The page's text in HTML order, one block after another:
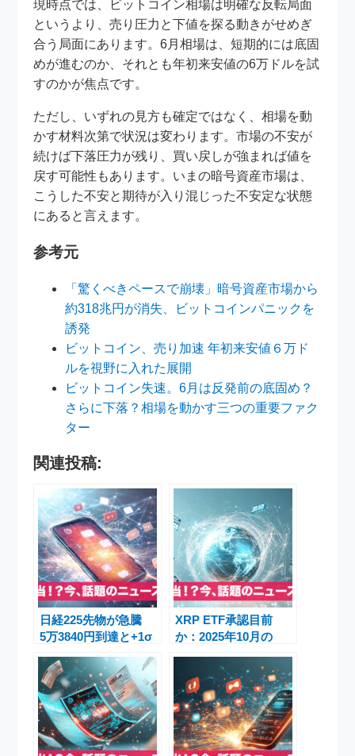
現時点では、ビットコイン相場は明確な反転局面
というより、売り圧力と下値を探る動きがせめぎ
合う局面にあります。6月相場は、短期的には底固
めが進むのか、それとも年初来安値の6万ドルを試
すのかが焦点です。
ただし、いずれの見方も確定ではなく、相場を動
かす材料次第で状況は変わります。市場の不安が
続けば下落圧力が残り、買い戻しが強まれば値を
戻す可能性もあります。いまの暗号資産市場は、
こうした不安と期待が入り混じった不安定な状態
にあると言えます。
参考元
「驚くべきペースで崩壊」暗号資産市場から
約318兆円が消失、ビットコインパニックを
誘発
ビットコイン、売り加速 年初来安値６万ド
ルを視野に入れた展開
ビットコイン失速。6月は反発前の底固め？
さらに下落？相場を動かす三つの重要ファク
ター
関連投稿:
日経225先物が急騰
5万3840円到達と+1σ
点
XRP ETF承認目前
か：2025年10月の
への影響